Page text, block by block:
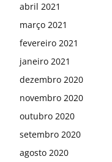
abril 2021
março 2021
fevereiro 2021
janeiro 2021
dezembro 2020
novembro 2020
outubro 2020
setembro 2020
agosto 2020